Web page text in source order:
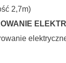
2,7m)